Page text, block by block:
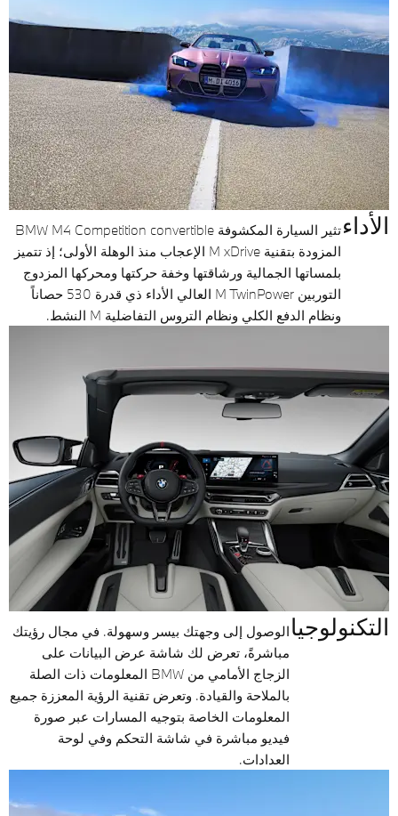
الأداء
تثير السيارة المكشوفة BMW M4 Competition convertible
المزودة بتقنية M xDrive الإعجاب منذ الوهلة الأولى؛ إذ تتميز
بلمساتها الجمالية ورشاقتها وخفة حركتها ومحركها المزدوج
التوربين M TwinPower العالي الأداء ذي قدرة 530 حصاناً
ونظام الدفع الكلي ونظام التروس التفاضلية M النشط.
التكنولوجياالوصول إلى وجهتك بيسر وسهولة. في مجال رؤيتك
مباشرةً، تعرض لك شاشة عرض البيانات على
الزجاج الأمامي من BMW المعلومات ذات الصلة
بالملاحة والقيادة. وتعرض تقنية الرؤية المعززة جميع
المعلومات الخاصة بتوجيه المسارات عبر صورة
فيديو مباشرة في شاشة التحكم وفي لوحة
العدادات.